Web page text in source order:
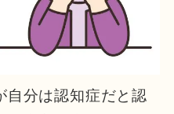
自分は認知症だと認